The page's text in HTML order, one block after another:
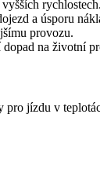
rychlostech.
a úsporu
provozu.
na životní
pro jízdu v